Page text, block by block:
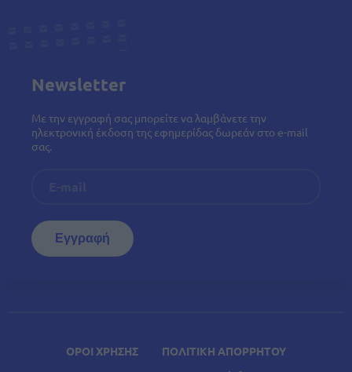
ΟΡΟΙ ΧΡΗΣΗΣ
ΠΟΛΙΤΙΚΗ ΑΠΟΡΡΗΤΟΥ
Newsletter
Με την εγγραφή σας μπορείτε να λαμβάνετε την
ηλεκτρονική έκδοση της εφημερίδας δωρεάν στο e-mail
σας.